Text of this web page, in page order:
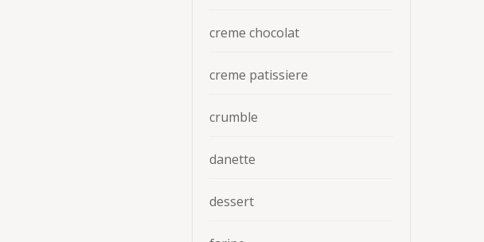
creme chocolat
creme patissiere
crumble
danette
dessert